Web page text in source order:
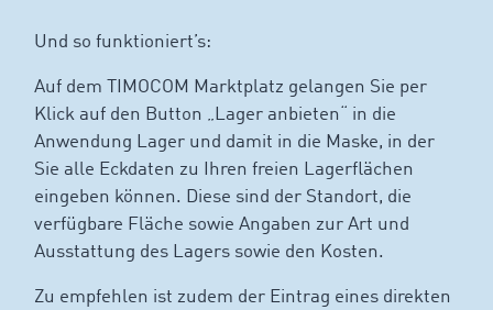
Und so funktioniert’s:
Auf dem TIMOCOM Marktplatz gelangen Sie per
Klick auf den Button „Lager anbieten“ in die
Anwendung Lager und damit in die Maske, in der
Sie alle Eckdaten zu Ihren freien Lagerflächen
eingeben können. Diese sind der Standort, die
verfügbare Fläche sowie Angaben zur Art und
Ausstattung des Lagers sowie den Kosten.
Zu empfehlen ist zudem der Eintrag eines direkten